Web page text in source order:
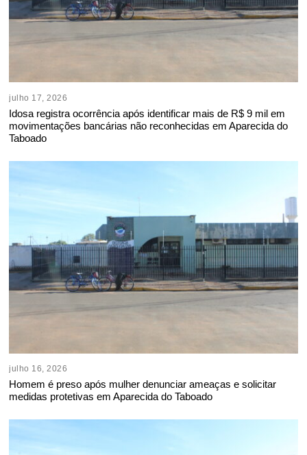
julho 17, 2026
Idosa registra ocorrência após identificar mais de R$ 9 mil em
movimentações bancárias não reconhecidas em Aparecida do
Taboado
julho 16, 2026
Homem é preso após mulher denunciar ameaças e solicitar
medidas protetivas em Aparecida do Taboado